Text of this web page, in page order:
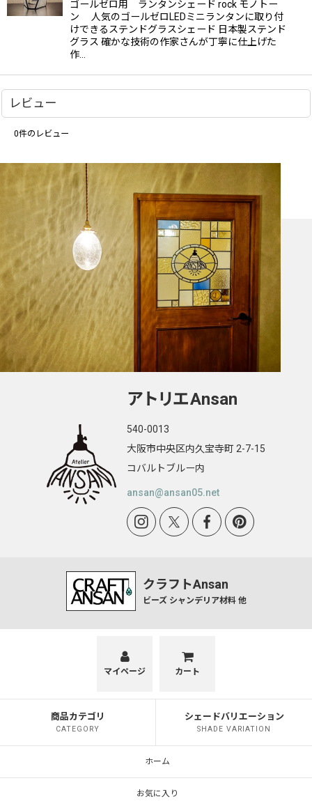
ゴールゼロ用 ランタンシェード rock モノトー
ン 人気のゴールゼロLEDミニランタンに取り付
けできるステンドグラスシェード 日本製ステンド
グラス 確かな技術の作家さんが丁寧に仕上げた
作…
レビュー
0件のレビュー
アトリエAnsan
540-0013
大阪市中央区内久宝寺町 2-7-15
コバルトブルー内
ansan@ansan05.net
クラフトAnsan
ビーズ シャンデリア材料 他
商品カテゴリ
CATEGORY
シェードバリエーション
SHADE VARIATION
マイページ カート
ホーム
お気に入り